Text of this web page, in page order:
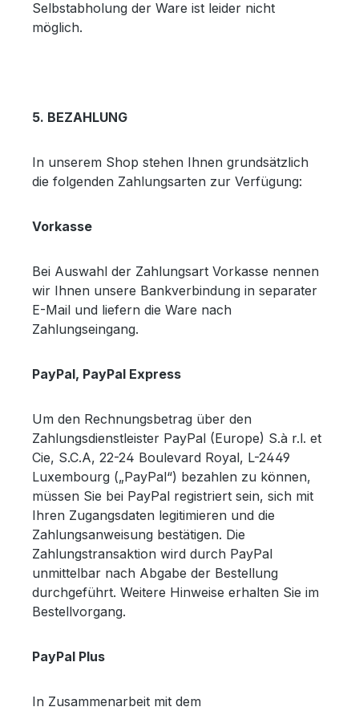
Selbstabholung der Ware ist leider nicht
möglich.
5. BEZAHLUNG
In unserem Shop stehen Ihnen grundsätzlich
die folgenden Zahlungsarten zur Verfügung:
Vorkasse
Bei Auswahl der Zahlungsart Vorkasse nennen
wir Ihnen unsere Bankverbindung in separater
E-Mail und liefern die Ware nach
Zahlungseingang.
PayPal, PayPal Express
Um den Rechnungsbetrag über den
Zahlungsdienstleister PayPal (Europe) S.à r.l. et
Cie, S.C.A, 22-24 Boulevard Royal, L-2449
Luxembourg („PayPal“) bezahlen zu können,
müssen Sie bei PayPal registriert sein, sich mit
Ihren Zugangsdaten legitimieren und die
Zahlungsanweisung bestätigen. Die
Zahlungstransaktion wird durch PayPal
unmittelbar nach Abgabe der Bestellung
durchgeführt. Weitere Hinweise erhalten Sie im
Bestellvorgang.
PayPal Plus
In Zusammenarbeit mit dem